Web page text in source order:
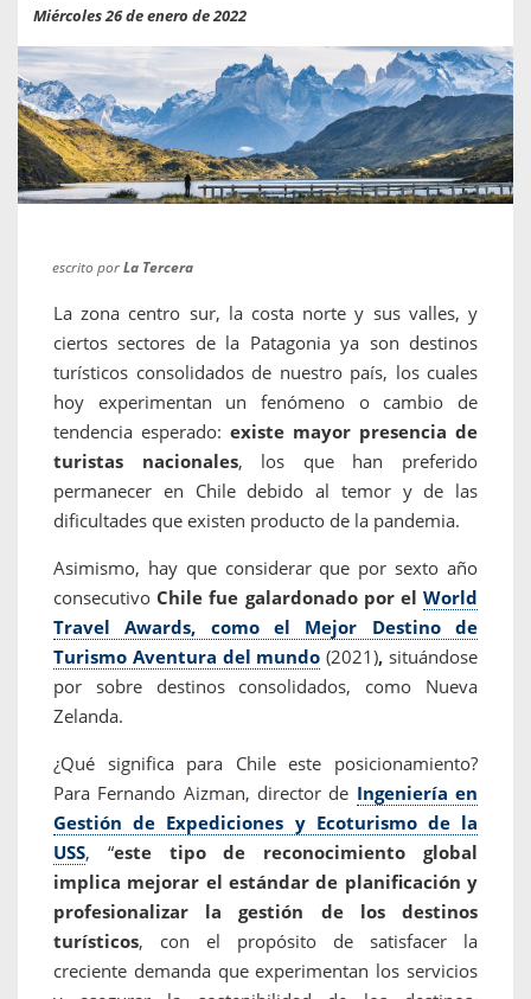
Miércoles 26 de enero de 2022
escrito porLa Tercera
La zona centro sur, la costa norte y sus valles, y
ciertos sectores de la Patagonia ya son destinos
turísticos consolidados de nuestro país, los cuales
hoy experimentan un fenómeno o cambio de
tendencia esperado: existe mayor presencia de
turistas nacionales, los que han preferido
permanecer en Chile debido al temor y de las
dificultades que existen producto de la pandemia.
Asimismo, hay que considerar que por sexto año
consecutivo Chile fue galardonado por el World
Travel Awards, como el Mejor Destino de
Turismo Aventura del mundo (2021),situándose
por sobre
destinos consolidados, como Nueva
Zelanda.
¿Qué significa para Chile este posicionamiento?
Para Fernando Aizman, director de Ingeniería en
Gestión de Expediciones y Ecoturismo de la
USS, “este tipo de reconocimiento global
implica mejorar el estándar de planificación y
profesionalizar la gestión de los destinos
turísticos, con el propósito de satisfacer la
creciente demanda que experimentan los servicios